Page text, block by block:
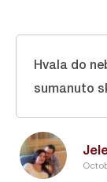
Hvala do
sumanuto